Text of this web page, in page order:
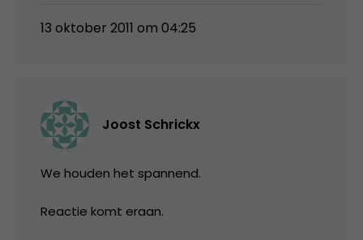
13 oktober 2011 om 04:25
Joost Schrickx
We houden het spannend.
Reactie komt eraan.